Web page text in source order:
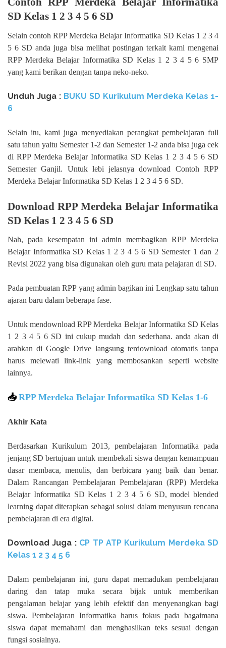
SD Kelas 1 2 3 4 5 6 SD
Selain contoh RPP Merdeka Belajar Informatika SD Kelas 1 2 3 4
5 6 SD anda juga bisa melihat postingan terkait kami mengenai
RPP Merdeka Belajar Informatika SD Kelas 1 2 3 4 5 6 SMP
yang kami berikan dengan tanpa neko-neko.
Unduh Juga : BUKU SD Kurikulum Merdeka Kelas 1-
6
Selain itu, kami juga menyediakan perangkat pembelajaran full
satu tahun yaitu Semester 1-2 dan Semester 1-2 anda bisa juga cek
di RPP Merdeka Belajar Informatika SD Kelas 1 2 3 4 5 6 SD
Semester Ganjil. Untuk lebi jelasnya download Contoh RPP
Merdeka Belajar Informatika SD Kelas 1 2 3 4 5 6 SD.
Download RPP Merdeka Belajar Informatika
SD Kelas 1 2 3 4 5 6 SD
Nah, pada kesempatan ini admin membagikan RPP Merdeka
Belajar Informatika SD Kelas 1 2 3 4 5 6 SD Semester 1 dan 2
Revisi 2022 yang bisa digunakan oleh guru mata pelajaran di SD.
Pada pembuatan RPP yang admin bagikan ini Lengkap satu tahun
ajaran baru dalam beberapa fase.
Untuk mendownload RPP Merdeka Belajar Informatika SD Kelas
1 2 3 4 5 6 SD ini cukup mudah dan sederhana. anda akan di
arahkan di Google Drive langsung terdownload otomatis tanpa
harus melewati link-link yang membosankan seperti website
lainnya.
📥 RPP Merdeka Belajar Informatika SD Kelas 1-6
Akhir Kata
Berdasarkan Kurikulum 2013, pembelajaran Informatika pada
jenjang SD bertujuan untuk membekali siswa dengan kemampuan
dasar membaca, menulis, dan berbicara yang baik dan benar.
Dalam Rancangan Pembelajaran Pembelajaran (RPP) Merdeka
Belajar Informatika SD Kelas 1 2 3 4 5 6 SD, model blended
learning dapat diterapkan sebagai solusi dalam menyusun rencana
pembelajaran di era digital.
Download Juga : CP TP ATP Kurikulum Merdeka SD
Kelas 1 2 3 4 5 6
Dalam pembelajaran ini, guru dapat memadukan pembelajaran
daring dan tatap muka secara bijak untuk memberikan
pengalaman belajar yang lebih efektif dan menyenangkan bagi
siswa. Pembelajaran Informatika harus fokus pada bagaimana
siswa dapat memahami dan menghasilkan teks sesuai dengan
fungsi sosialnya.